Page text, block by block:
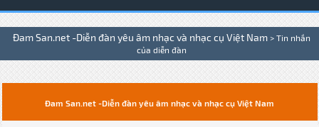
Đam San.net -Diễn đàn yêu âm nhạc và nhạc cụ Việt Nam > Tin nhắn
của diễn đàn
Đam San.net -Diễn đàn yêu âm nhạc và nhạc cụ Việt Nam